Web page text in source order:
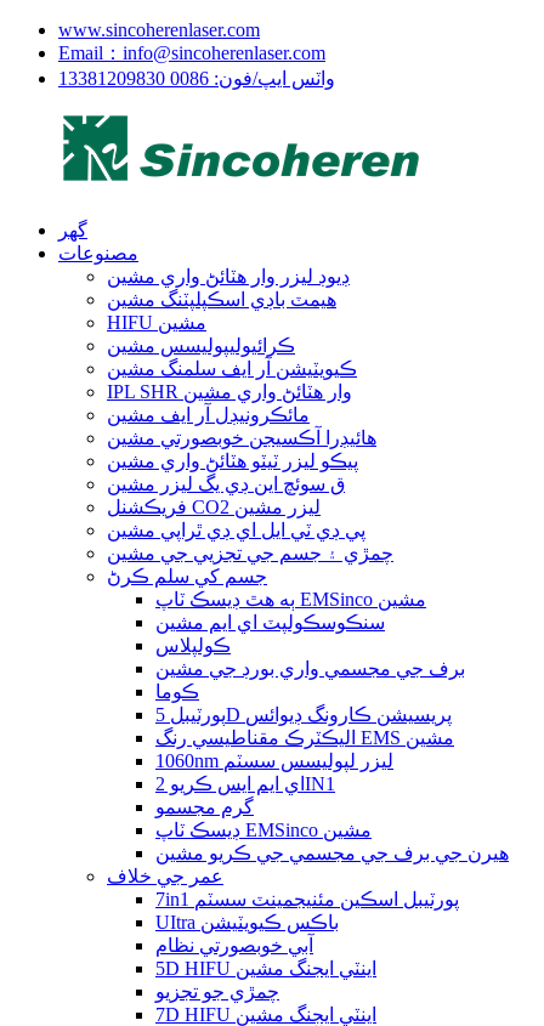
www.sincoherenlaser.com
Email：info@sincoherenlaser.com
واٽس ايپ/فون: 0086 13381209830
گھر
مصنوعات
ڊيوڊ ليزر وار هٽائڻ واري مشين
هيمٽ باڊي اسڪپلپٽنگ مشين
HIFU مشين
ڪرائيوليپوليسس مشين
ڪيويٽيشن آر ايف سلمنگ مشين
IPL SHR وار هٽائڻ واري مشين
مائڪرونيڊل آر ايف مشين
هائيڊرا آڪسيجن خوبصورتي مشين
پيڪو ليزر ٽيٽو هٽائڻ واري مشين
ق سوئچ اين ڊي يگ ليزر مشين
فريڪشنل CO2 ليزر مشين
پي ڊي ٽي ايل اي ڊي ٿراپي مشين
چمڙي ۽ جسم جي تجزيي جي مشين
جسم کي سلم ڪرڻ
ٻه هٿ ڊيسڪ ٽاپ EMSinco مشين
سنڪوسڪولپٽ اي ايم مشين
ڪولپلاس
برف جي مجسمي واري بورڊ جي مشين
ڪوما
پورٽيبل 5D پريسيشن ڪارونگ ڊيوائس
اليڪٽرڪ مقناطيسي رنگ EMS مشين
1060nm ليزر لپوليسس سسٽم
اي ايم ايس ڪريو 2IN1
گرم مجسمو
ڊيسڪ ٽاپ EMSinco مشين
هيرن جي برف جي مجسمي جي ڪريو مشين
عمر جي خلاف
7in1 پورٽيبل اسڪين مئنيجمينٽ سسٽم
UItra باڪس ڪيويٽيشن
آبي خوبصورتي نظام
5D HIFU اينٽي ايجنگ مشين
چمڙي جو تجزيو
7D HIFU اينٽي ايجنگ مشين